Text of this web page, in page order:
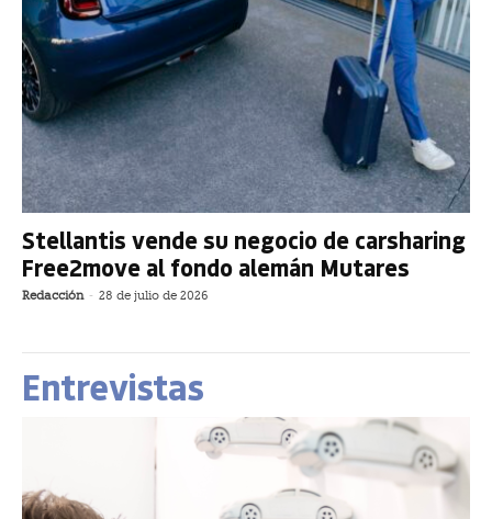
Stellantis vende su negocio de carsharing
Free2move al fondo alemán Mutares
Redacción - 28 de julio de 2026
Entrevistas